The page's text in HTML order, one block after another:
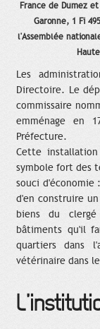
France de Dumez
Garonne, 1 Fi
l'Assemblée
Les
Directoire. Le
commissaire
emménage en
Préfecture.
Cette
symbole fort des
souci
d'en construire
biens du
bâtiments qu'il
quartiers dans
vétérinaire dans